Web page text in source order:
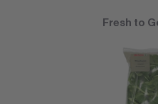
Fresh to